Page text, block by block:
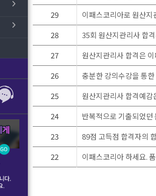
29
이패스코리아로 원산지
28
35회 원산지관리사 합
27
원산지관리사 합격은
26
충분한 강의수강을 통
25
원산지관리사 합격예감
24
반복적으로 기출되었
23
89점 고득점 합격자의
22
이패스코리아 하세요.